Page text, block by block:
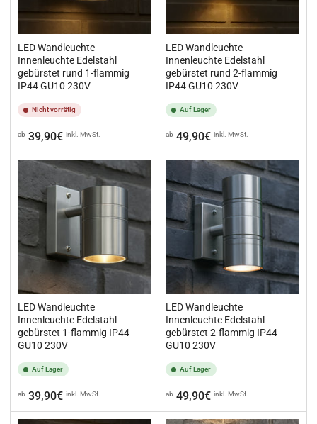
LED Wandleuchte
Innenleuchte Edelstahl
gebürstet rund 1-flammig
IP44 GU10 230V
Nicht vorrätig
Normaler
Preis
ab 39,90€ inkl. MwSt.
LED Wandleuchte
Innenleuchte Edelstahl
gebürstet rund 2-flammig
IP44 GU10 230V
Auf Lager
Normaler
Preis
ab 49,90€ inkl. MwSt.
LED Wandleuchte
Innenleuchte Edelstahl
gebürstet 1-flammig IP44
GU10 230V
Auf Lager
Normaler
Preis
ab 39,90€ inkl. MwSt.
LED Wandleuchte
Innenleuchte Edelstahl
gebürstet 2-flammig IP44
GU10 230V
Auf Lager
Normaler
Preis
ab 49,90€ inkl. MwSt.